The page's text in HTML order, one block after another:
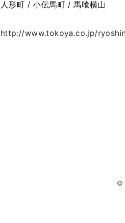
人形町 / 小伝馬町 / 馬喰横山
http://www.tokoya.co.jp/
©